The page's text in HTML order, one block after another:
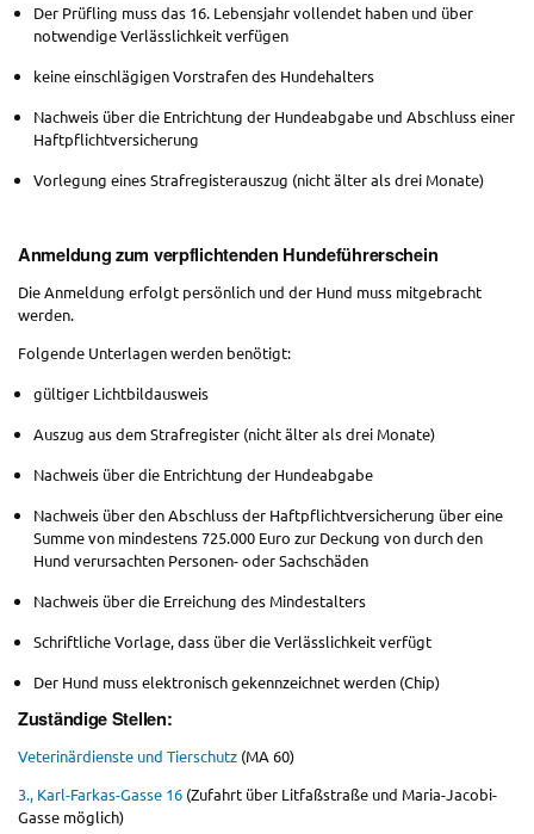
Der Prüfling muss das 16. Lebensjahr vollendet haben und über
notwendige Verlässlichkeit verfügen
keine einschlägigen Vorstrafen des Hundehalters
Nachweis über die Entrichtung der Hundeabgabe und Abschluss einer
Haftpflichtversicherung
Vorlegung eines Strafregisterauszug (nicht älter als drei Monate)
Anmeldung zum verpflichtenden Hundeführerschein
Die Anmeldung erfolgt persönlich und der Hund muss mitgebracht
werden.
Folgende Unterlagen werden benötigt:
gültiger Lichtbildausweis
Auszug aus dem Strafregister (nicht älter als drei Monate)
Nachweis über die Entrichtung der Hundeabgabe
Nachweis über den Abschluss der Haftpflichtversicherung über eine
Summe von mindestens 725.000 Euro zur Deckung von durch den
Hund verursachten Personen- oder Sachschäden
Nachweis über die Erreichung des Mindestalters
Schriftliche Vorlage, dass über die Verlässlichkeit verfügt
Der Hund muss elektronisch gekennzeichnet werden (Chip)
Zuständige Stellen:
Veterinärdienste und Tierschutz (MA 60)
3., Karl-Farkas-Gasse 16 (Zufahrt über Litfaßstraße und Maria-Jacobi-
Gasse möglich)